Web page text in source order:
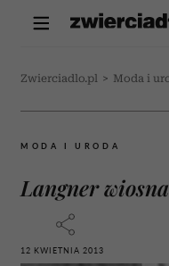
Zwierciadlo.pl > Moda i
MODA I URODA
Langner
12 KWIETNIA 2013